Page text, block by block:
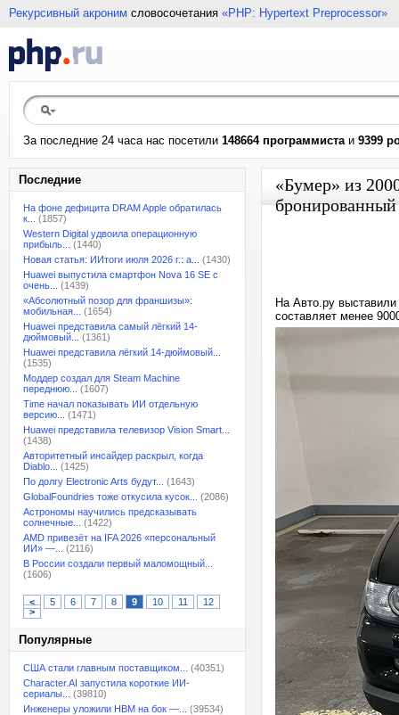
Рекурсивный акроним словосочетания «PHP: Hypertext Preprocessor»
За последние 24 часа нас посетили 148664 программистаи 9399
Последние
На фоне дефицита DRAM Apple обратилась
к...
(1857)
Western Digital удвоила операционную
прибыль...
(1440)
Новая статья: ИИтоги июля 2026 г.: а...
(1430)
Huawei выпустила смартфон Nova 16 SE с
очень...
(1439)
«Абсолютный позор для франшизы»:
мобильная...
(1654)
Huawei представила самый лёгкий 14-
дюймовый...
(1361)
Huawei представила лёгкий 14-дюймовый...
(1535)
Моддер создал для Steam Machine
переднюю...
(1607)
Time начал показывать ИИ отдельную
версию...
(1471)
Huawei представила телевизор Vision Smart...
(1438)
Авторитетный инсайдер раскрыл, когда
Diablo...
(1425)
По долгу Electronic Arts будут...
(1643)
GlobalFoundries тоже откусила кусок...
(2086)
Астрономы научились предсказывать
солнечные...
(1422)
AMD привезёт на IFA 2026 «персональный
ИИ» —...
(2116)
В России создали первый маломощный...
(1606)
< 5 6 7 8 9 10 11
12
>
Популярные
США стали главным поставщиком...
(40351)
Character.AI запустила короткие ИИ-
сериалы...
(39810)
Инженеры уложили HBM на бок —...
(39534)
«Бумер» из
На Авто.ру
составляет менее